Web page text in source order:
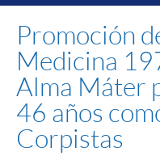
Promoción
Medicina
Alma Máter
46 años
Corpistas